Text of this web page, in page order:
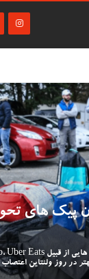
پیک های
در روز ولنتاین